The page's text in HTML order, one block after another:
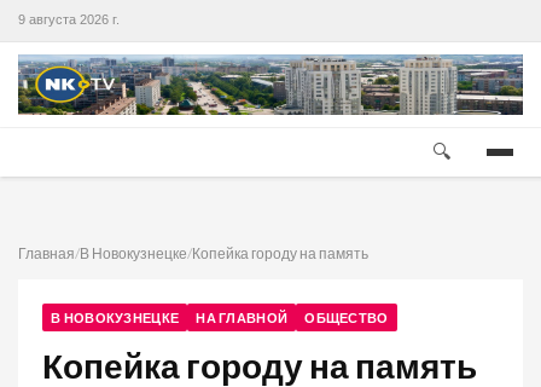
9 августа 2026 г.
🔍
Главная/В Новокузнецке/Копейка городу на память
В НОВОКУЗНЕЦКЕ НА ГЛАВНОЙ ОБЩЕСТВО
Копейка городу на память